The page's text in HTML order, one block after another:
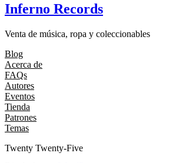
Inferno Records
Venta de música, ropa y coleccionables
Blog
Acerca de
FAQs
Autores
Eventos
Tienda
Patrones
Temas
Twenty Twenty-Five